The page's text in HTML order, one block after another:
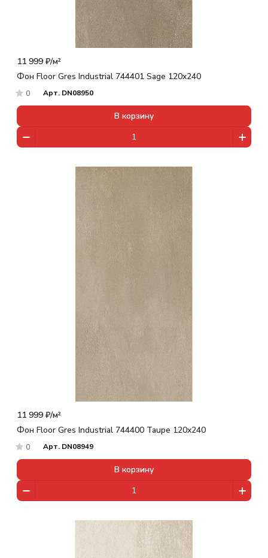
11 999 ₽/м²
Фон Floor Gres Industrial 744401 Sage 120x240
0 Арт. DN08950
В корзину
11 999 ₽/м²
Фон Floor Gres Industrial 744400 Taupe 120x240
0 Арт. DN08949
В корзину